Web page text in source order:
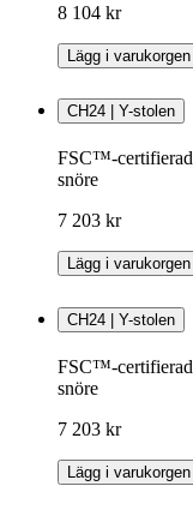
8 104 kr
Lägg i varukorgen
CH24 | Y-stolen
FSC™-certifierad
snöre
7 203 kr
Lägg i varukorgen
CH24 | Y-stolen
FSC™-certifierad
snöre
7 203 kr
Lägg i varukorgen